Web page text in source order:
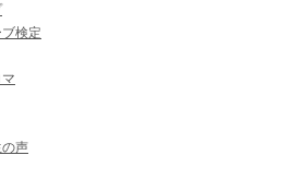
検定
声